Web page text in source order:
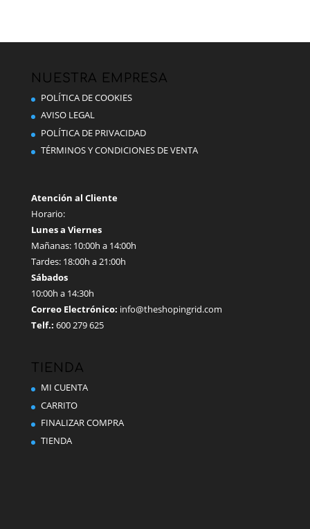
6,40 €
Las
página
NUESTRA EMPRESA
POLÍTICA DE COOKIES
AVISO LEGAL
POLÍTICA DE PRIVACIDAD
TÉRMINOS Y CONDICIONES DE VENTA
Atención al Cliente
Horario:
Lunes a Viernes
Mañanas: 10:00h a 14:00h
Tardes: 18:00h a 21:00h
Sábados
10:00h a 14:30h
Correo Electrónico: info@theshopingrid.com
Telf.: 600 279 625
TIENDA
MI CUENTA
CARRITO
FINALIZAR COMPRA
TIENDA